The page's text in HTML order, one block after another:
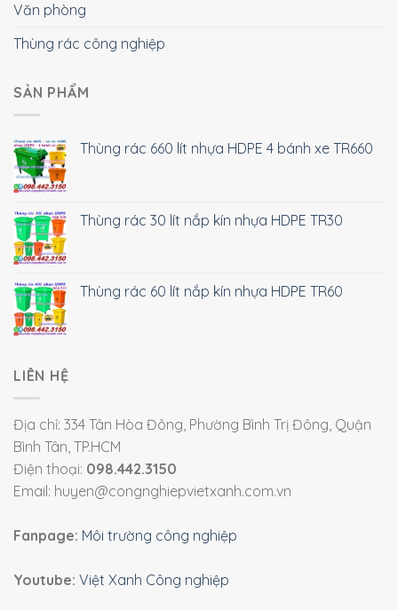
Văn phòng
Thùng rác công nghiệp
SẢN PHẨM
Thùng rác 660 lít nhựa HDPE 4 bánh xe TR660
Thùng rác 30 lít nắp kín nhựa HDPE TR30
Thùng rác 60 lít nắp kín nhựa HDPE TR60
LIÊN HỆ
Địa chỉ: 334 Tân Hòa Đông, Phường Bình Trị Đông, Quận
Bình Tân, TP.HCM
Điện thoại: 098.442.3150
Email: huyen@congnghiepvietxanh.com.vn
Fanpage: Môi trường công nghiệp
Youtube: Việt Xanh Công nghiệp